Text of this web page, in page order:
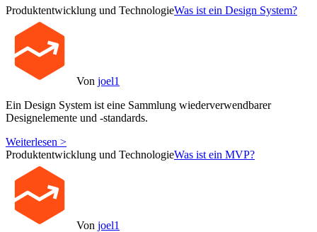
Produktentwicklung und TechnologieWas ist ein Design System?
Von joel1
Ein Design System ist eine Sammlung wiederverwendbarer
Designelemente und -standards.
Weiterlesen >
Produktentwicklung und TechnologieWas ist ein MVP?
Von joel1